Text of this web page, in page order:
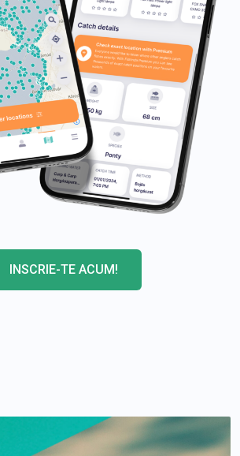
INSCRIE-TE ACUM!